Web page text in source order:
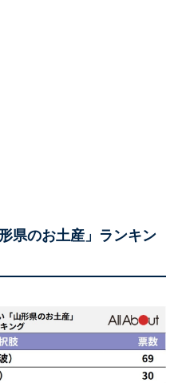
県のお土産」ランキン